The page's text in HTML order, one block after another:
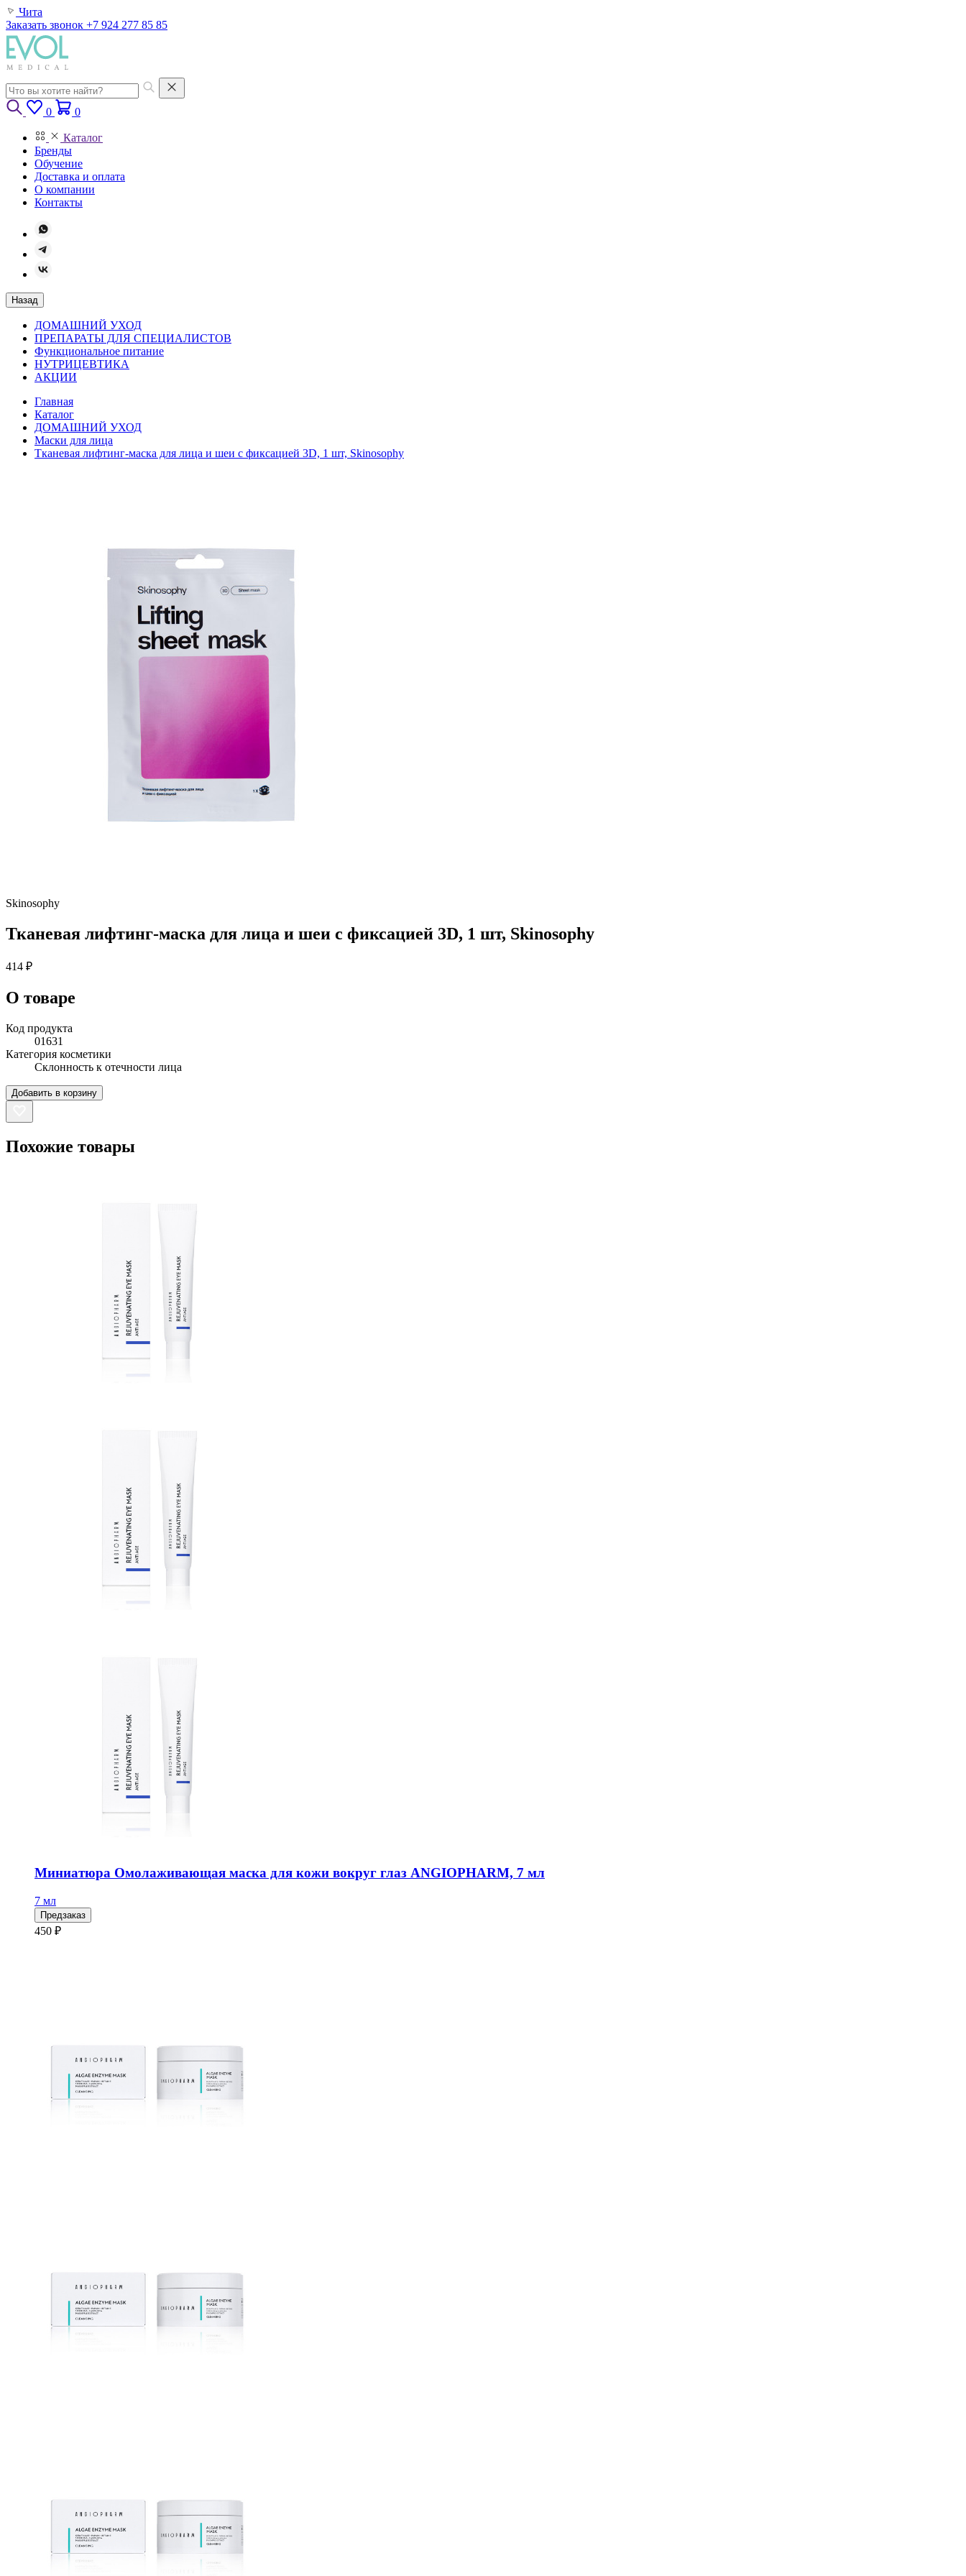
Чита
Заказать звонок +7 924 277 85 85
0 0
Каталог
Бренды
Обучение
Доставка и оплата
О компании
Контакты
Назад
ДОМАШНИЙ УХОД
ПРЕПАРАТЫ ДЛЯ СПЕЦИАЛИСТОВ
Функциональное питание
НУТРИЦЕВТИКА
АКЦИИ
Главная
Каталог
ДОМАШНИЙ УХОД
Маски для лица
Тканевая лифтинг-маска для лица и шеи с фиксацией 3D, 1 шт, Skinosophy
Skinosophy
Тканевая лифтинг-маска для лица и шеи с фиксацией 3D, 1 шт, Skinosophy
414 ₽
О товаре
Код продукта
01631
Категория косметики
Склонность к отечности лица
Добавить в корзину
Похожие товары
Миниатюра Омолаживающая маска для кожи вокруг глаз ANGIOPHARM, 7 мл
7 мл
Предзаказ
450 ₽